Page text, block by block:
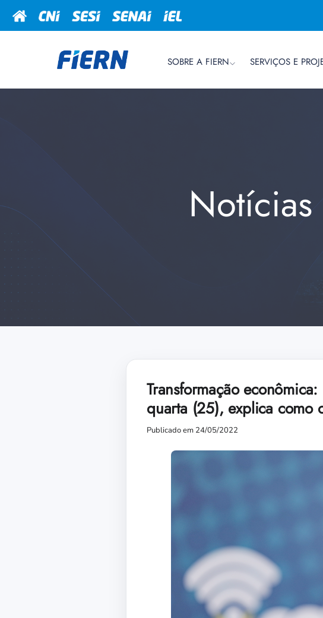
SOBRE A FIERN SERVIÇOS E
Transformação
quarta (25), explica como
Publicado em 24/05/2022